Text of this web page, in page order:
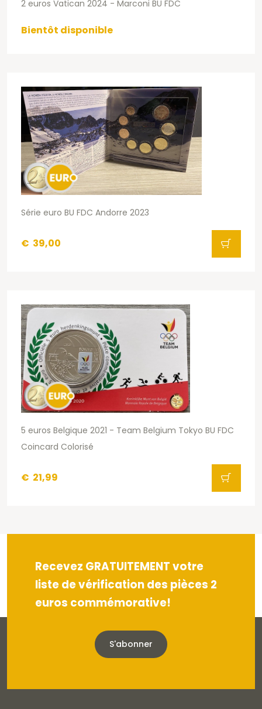
2 euros Vatican 2024 - Marconi BU FDC
Bientôt disponible
Série euro BU FDC Andorre 2023
€ 39,00
5 euros Belgique 2021 - Team Belgium Tokyo BU FDC
Coincard Colorisé
€ 21,99
Recevez GRATUITEMENT votre
liste de vérification des pièces 2
euros commémorative!
S'abonner